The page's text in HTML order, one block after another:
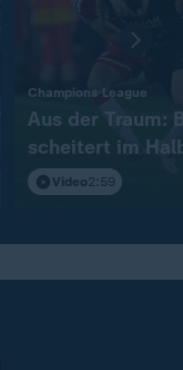
Champions League
Aus der Traum:
scheitert im
Video2:59